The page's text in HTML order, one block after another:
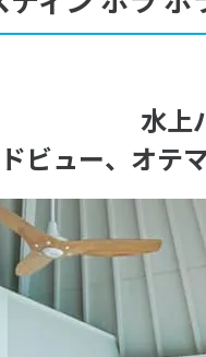
水上
ビュー、オ